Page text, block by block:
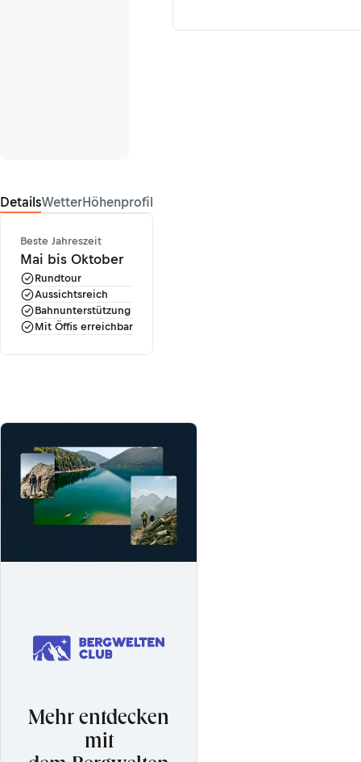
DetailsWetterHöhenprofil
Beste Jahreszeit
Mai bis Oktober
Rundtour
Aussichtsreich
Bahnunterstützung
Mit Öffis erreichbar
Mehr entdecken
mit